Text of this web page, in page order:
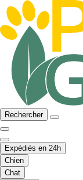
Rechercher
Expédiés en 24h
Chien
Chat